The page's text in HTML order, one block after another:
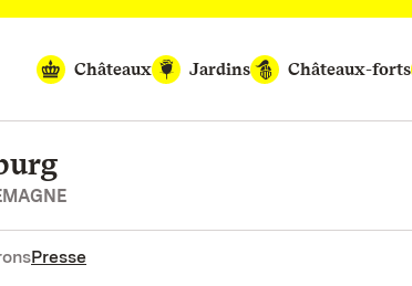
Châteaux
Jardins Châteaux-forts
Presse